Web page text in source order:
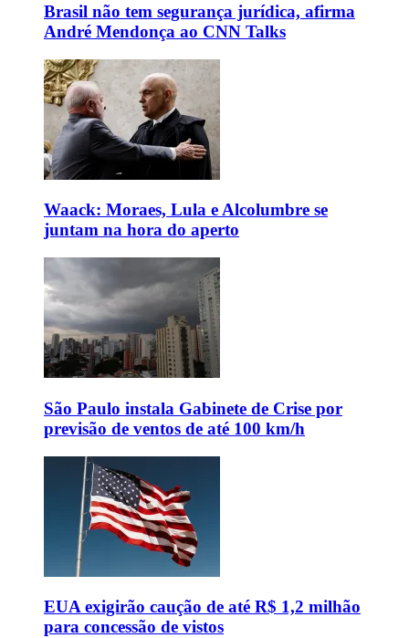
Brasil não tem segurança jurídica, afirma
André Mendonça ao CNN Talks
Waack: Moraes, Lula e Alcolumbre se
juntam na hora do aperto
São Paulo instala Gabinete de Crise por
previsão de ventos de até 100 km/h
EUA exigirão caução de até R$ 1,2 milhão
para concessão de vistos